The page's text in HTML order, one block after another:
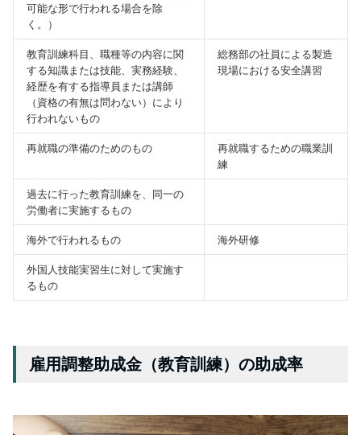
可能な形で行われる場合を除
く。）
教育訓練科目、職種等の内容に関
する知識または技能、実務経験、
経歴を有する指導員または講師
（資格の有無は問わない）により
行われないもの
総務部の社員による製造
現場における安全講習
再就職の準備のためのもの
再就職するための職業訓
練
過去に行った教育訓練を、同一の
労働者に実施するもの
海外で行われるもの 海外研修
外国人技能実習生に対して実施す
るもの
雇用調整助成金（教育訓練）の助成率